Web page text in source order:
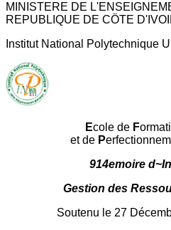
MINISTERE DE
REPUBLIQUE DE CÖTE
Institut National Polytechnique
Ecole de F
et de P
914emoire
Gestion des
Soutenu le 27